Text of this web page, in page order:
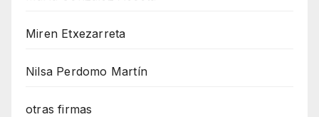
Miren Etxezarreta
Nilsa Perdomo Martín
otras firmas